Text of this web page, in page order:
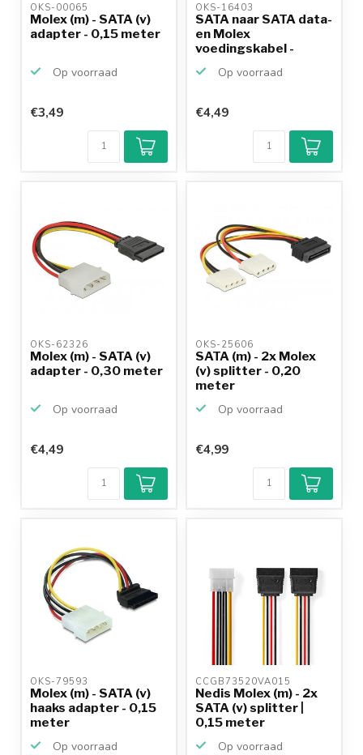
OKS-00065
Molex (m) - SATA (v)
adapter - 0,15 meter
Op voorraad
€3,49
OKS-16403
SATA naar SATA data-
en Molex
voedingskabel -
Op voorraad
€4,49
OKS-62326
Molex (m) - SATA (v)
adapter - 0,30 meter
Op voorraad
€4,49
OKS-25606
SATA (m) - 2x Molex
(v) splitter - 0,20
meter
Op voorraad
9,2/10
Achteraf
betalen mogelijk
€4,99
OKS-79593
Molex (m) - SATA (v)
haaks adapter - 0,15
meter
Op voorraad
CCGB73520VA015
Nedis Molex (m) - 2x
SATA (v) splitter |
0,15 meter
Op voorraad